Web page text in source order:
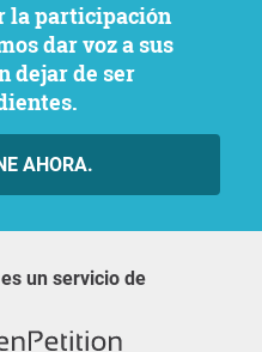
dar voz a sus
dejar de ser
AHORA.
es un servicio de